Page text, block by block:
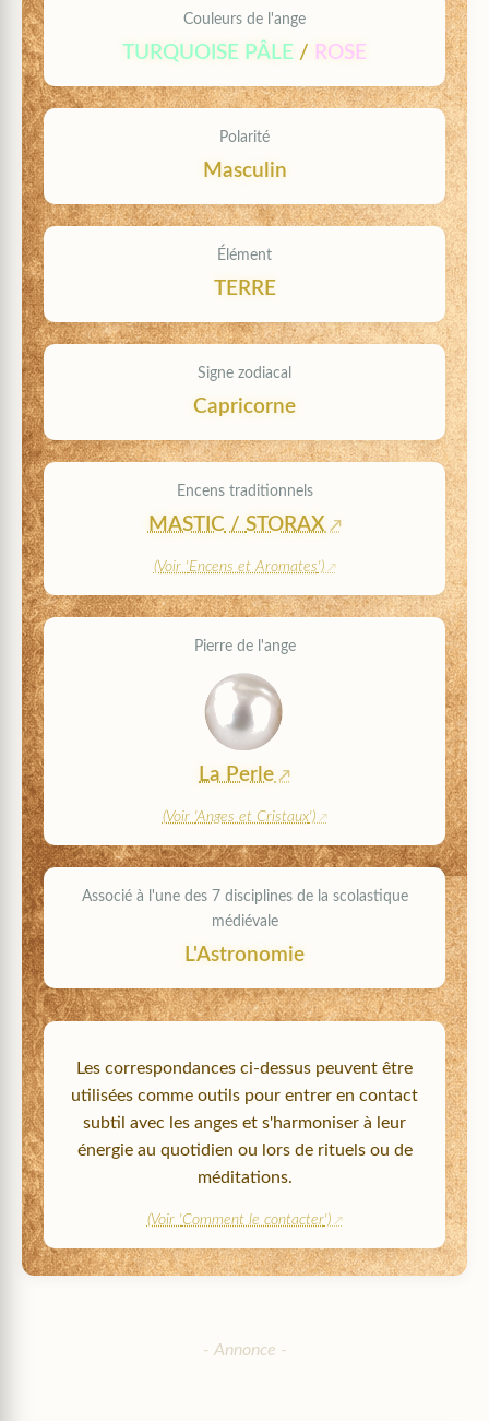
Couleurs de l'ange
TURQUOISE PÂLE / ROSE
Polarité
Masculin
Élément
TERRE
Signe zodiacal
Capricorne
Encens traditionnels
MASTIC / STORAX
(Voir 'Encens et Aromates')
Pierre de l'ange
La Perle
(Voir 'Anges et Cristaux')
Associé à l'une des 7 disciplines de la scolastique
médiévale
L'Astronomie
Les correspondances ci-dessus peuvent être
utilisées comme outils pour entrer en contact
subtil avec les anges et s'harmoniser à leur
énergie au quotidien ou lors de rituels ou de
méditations.
(Voir 'Comment le contacter')